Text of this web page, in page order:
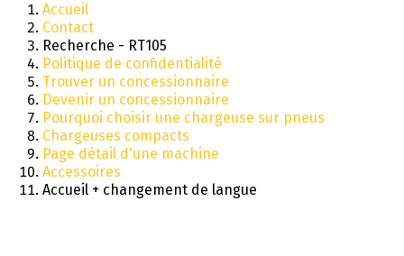
Accueil
Contact
Recherche - RT105
Politique de confidentialité
Trouver un concessionnaire
Devenir un concessionnaire
Pourquoi choisir une chargeuse sur pneus
Chargeuses compacts
Page détail d'une machine
Accessoires
Accueil + changement de langue